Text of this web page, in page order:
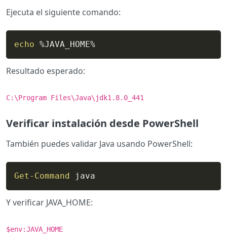
Ejecuta el siguiente comando:
echo %JAVA_HOME%
Resultado esperado:
C:\Program Files\Java\jdk1.8.0_441
Verificar instalación desde PowerShell
También puedes validar Java usando PowerShell:
Get-Command java
Y verificar JAVA_HOME:
$env:JAVA_HOME